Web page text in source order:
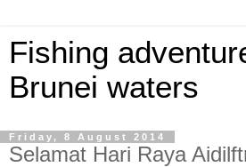
Fishing
Brunei waters
Friday, 8 August 2014
Selamat Hari Raya